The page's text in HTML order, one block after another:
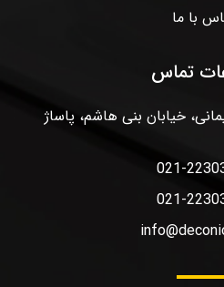
با ما
تماس
خیابان بنی هاشم، پاساژ
021-
021-